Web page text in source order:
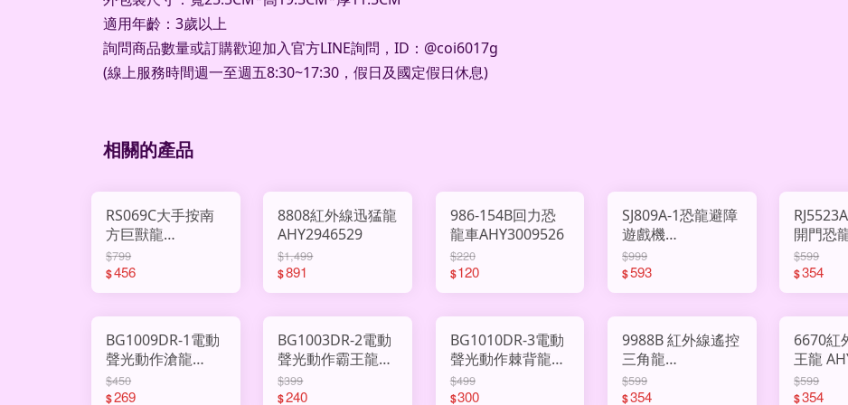
適用年齡：3歲以上
詢問商品數量或訂購歡迎加入官方LINE詢問，ID：@coi6017g
(線上服務時間週一至週五8:30~17:30，假日及國定假日休息)
相關的產品
RS069C大手按南
方巨獸龍
AHY3009804
$799
$456
8808紅外線迅猛龍
AHY2946529
$1,499
$891
986-154B回力恐
龍車AHY3009526
$220
$120
SJ809A-1恐龍避障
遊戲機
AHY3009837
$999
$593
開門恐
$599
$354
BG1009DR-1電動
聲光動作滄龍
AHY3009607
$450
$269
BG1003DR-2電動
聲光動作霸王龍
AHY3009606
$399
$240
BG1010DR-3電動
聲光動作棘背龍
AHY3009605
$499
$300
9988B 紅外線遙控
三角龍
AHY2891688
$599
$354
6670紅
王龍
$599
$354